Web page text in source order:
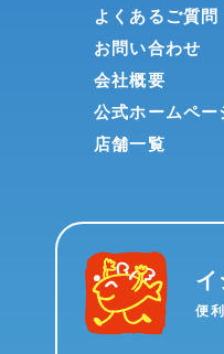
よくあるご質問
お問い合わせ
会社概要
公式ホームペー
店舗一覧
イ
便